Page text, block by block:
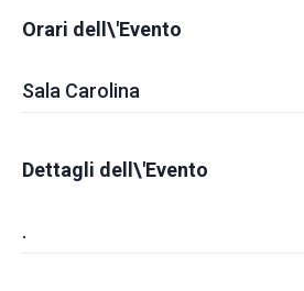
Orari dell\'Evento
Sala Carolina
Dettagli dell\'Evento
.